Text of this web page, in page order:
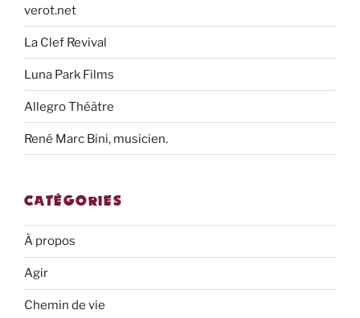
verot.net
La Clef Revival
Luna Park Films
Allegro Théâtre
René Marc Bini, musicien.
CATÉGORIES
À propos
Agir
Chemin de vie